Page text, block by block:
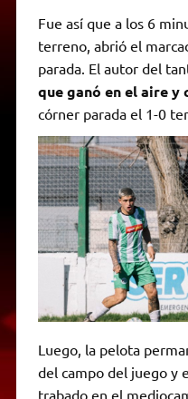
Fue así que a los 6
terreno, abrió el
parada. El autor del
que ganó en el aire y
córner parada el 1-0
Luego, la pelota
del campo del juego y
trabado en el